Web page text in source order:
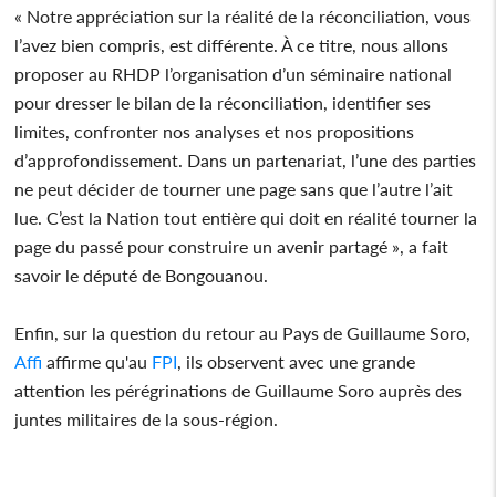
« Notre appréciation sur la réalité de la réconciliation, vous
l’avez bien compris, est différente. À ce titre, nous allons
proposer au RHDP l’organisation d’un séminaire national
pour dresser le bilan de la réconciliation, identifier ses
limites, confronter nos analyses et nos propositions
d’approfondissement. Dans un partenariat, l’une des parties
ne peut décider de tourner une page sans que l’autre l’ait
lue. C’est la Nation tout entière qui doit en réalité tourner la
page du passé pour construire un avenir partagé », a fait
savoir le député de Bongouanou.
Enfin, sur la question du retour au Pays de Guillaume Soro,
Affi affirme qu'au FPI , ils observent avec une grande
attention les pérégrinations de Guillaume Soro auprès des
juntes militaires de la sous-région.